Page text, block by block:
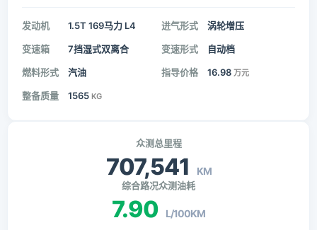
发动机 1.5T 169马力 L4 进气形式 涡轮增压
变速箱 7挡湿式双离合 变速形式 自动档
燃料形式 汽油 指导价格 16.98 万元
整备质量 1565 KG
众测总里程
707,541 KM
综合路况众测油耗
7.90 L/100KM